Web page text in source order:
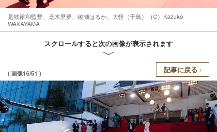
是枝裕和監督、桒木里夢、綾瀬はるか、大悟（千鳥）（C）Kazuko
WAKAYAMA
スクロールすると次の画像が表示されます
( 画像16/51 ) 記事に戻る